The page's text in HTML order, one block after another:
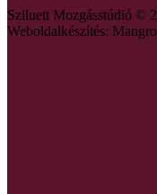
Sziluett Mozgásstúdió ©
Weboldalkészítés: